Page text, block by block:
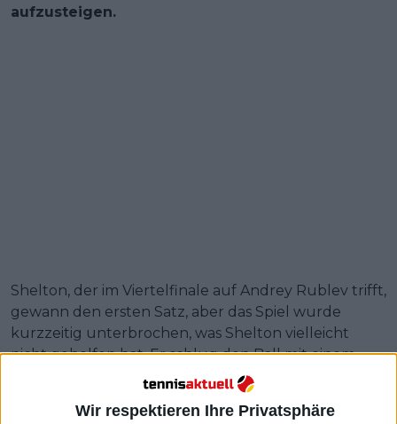
Wir respektieren Ihre Privatsphäre
aufzusteigen.
Shelton, der im Viertelfinale auf Andrey Rublev trifft,
gewann den ersten Satz, aber das Spiel wurde
kurzzeitig unterbrochen, was Shelton vielleicht
nicht geholfen hat. Er schlug den Ball mit einem
Handtuch weg und brachte ihn in Wirklichkeit aus